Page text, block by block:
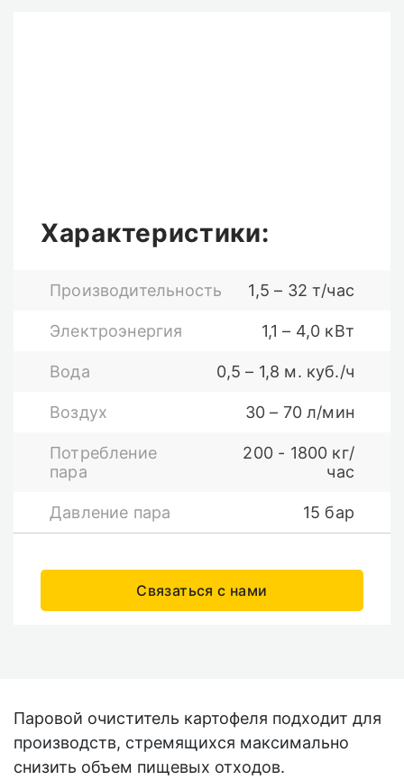
Характеристики:
Производительность 1,5 – 32 т/час
Электроэнергия 1,1 – 4,0 кВт
Вода 0,5 – 1,8 м. куб./ч
Воздух 30 – 70 л/мин
Потребление
пара
200 - 1800 кг/
час
Давление пара 15 бар
Связаться с нами
Паровой очиститель картофеля подходит для
производств, стремящихся максимально
снизить объем пищевых отходов.